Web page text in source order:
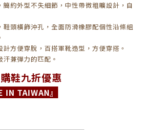
簡約外型不失細節，中性帶微粗曠設計，自
鞋頭橫飾沖孔，全面防滑橡膠配個性沿條組
計方便穿脫，百搭軍靴造型，方便穿搭。
兼彈力的匹配。
鞋九折優惠
IN TAIWAN』